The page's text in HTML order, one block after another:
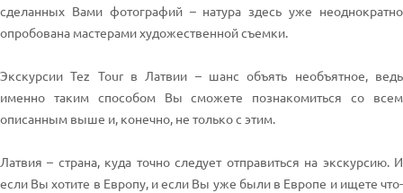
сделанных Вами фотографий – натура здесь уже неоднократно
опробована мастерами художественной съемки.
Экскурсии Tez Tour в Латвии – шанс объять необъятное, ведь
именно таким способом Вы сможете познакомиться со всем
описанным выше и, конечно, не только с этим.
Латвия – страна, куда точно следует отправиться на экскурсию. И
если Вы хотите в Европу, и если Вы уже были в Европе и ищете что-